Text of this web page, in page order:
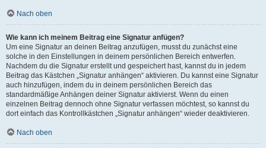
Nach oben
Wie kann ich meinem Beitrag eine Signatur anfügen?
Um eine Signatur an deinen Beitrag anzufügen, musst du zunächst eine
solche in den Einstellungen in deinem persönlichen Bereich entwerfen.
Nachdem du die Signatur erstellt und gespeichert hast, kannst du in jedem
Beitrag das Kästchen „Signatur anhängen“ aktivieren. Du kannst eine Signatur
auch hinzufügen, indem du in deinem persönlichen Bereich das
standardmäßige Anhängen deiner Signatur aktivierst. Wenn du einen
einzelnen Beitrag dennoch ohne Signatur verfassen möchtest, so kannst du
dort einfach das Kontrollkästchen „Signatur anhängen“ wieder deaktivieren.
Nach oben